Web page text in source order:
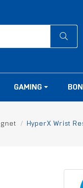
GAMING
HyperX Wrist